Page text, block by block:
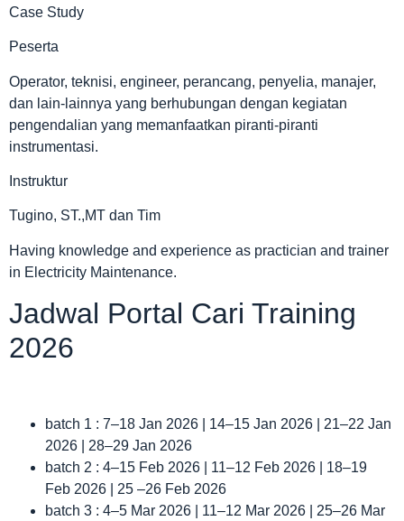
Case Study
Peserta
Operator, teknisi, engineer, perancang, penyelia, manajer,
dan lain-lainnya yang berhubungan dengan kegiatan
pengendalian yang memanfaatkan piranti-piranti
instrumentasi.
Instruktur
Tugino, ST.,MT dan Tim
Having knowledge and experience as practician and trainer
in Electricity Maintenance.
Jadwal Portal Cari Training
2026
batch 1 : 7–18 Jan 2026 | 14–15 Jan 2026 | 21–22 Jan
2026 | 28–29 Jan 2026
batch 2 : 4–15 Feb 2026 | 11–12 Feb 2026 | 18–19
Feb 2026 | 25 –26 Feb 2026
batch 3 : 4–5 Mar 2026 | 11–12 Mar 2026 | 25–26 Mar